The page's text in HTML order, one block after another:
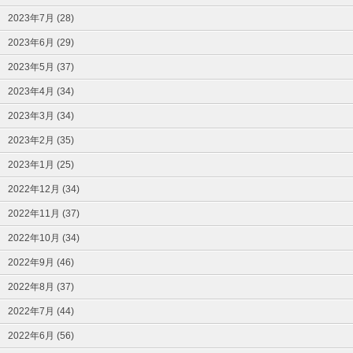
2023年7月 (28)
2023年6月 (29)
2023年5月 (37)
2023年4月 (34)
2023年3月 (34)
2023年2月 (35)
2023年1月 (25)
2022年12月 (34)
2022年11月 (37)
2022年10月 (34)
2022年9月 (46)
2022年8月 (37)
2022年7月 (44)
2022年6月 (56)